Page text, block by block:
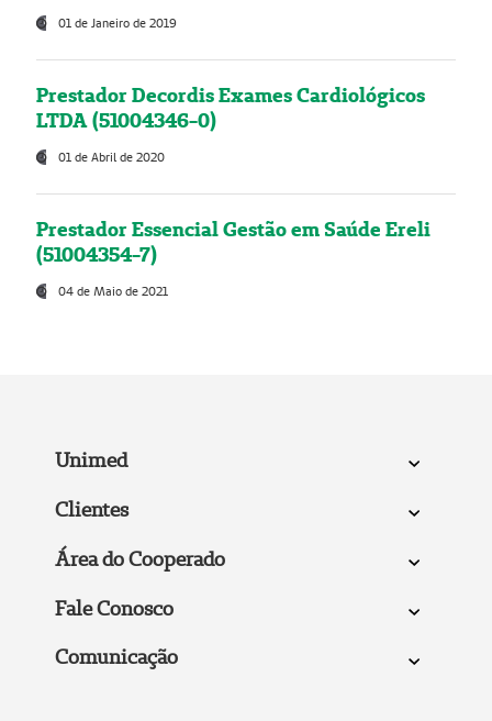
01 de Janeiro de 2019
Prestador Decordis Exames Cardiológicos
LTDA (51004346-0)
01 de Abril de 2020
Prestador Essencial Gestão em Saúde Ereli
(51004354-7)
04 de Maio de 2021
Unimed
Clientes
Área do Cooperado
Fale Conosco
Comunicação